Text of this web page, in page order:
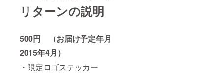
リターンの説明
500円 （お届け予定年月
2015年4月）
・限定ロゴステッカー